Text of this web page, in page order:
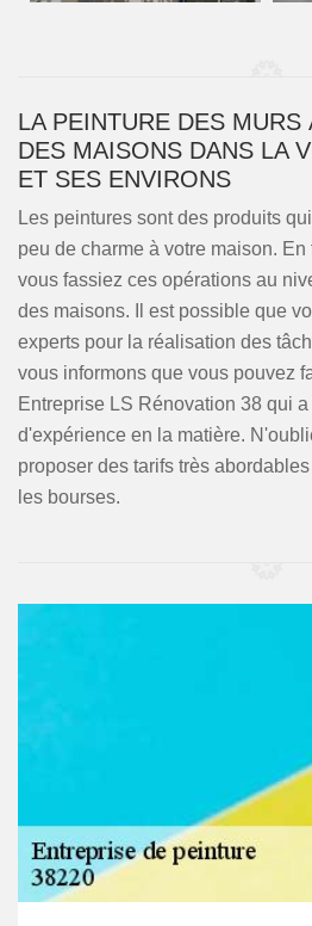
LA PEINTURE DES MURS
DES MAISONS DANS LA
ET SES ENVIRONS
Les peintures sont des produits
peu de charme à votre maison.
vous fassiez ces opérations au
des maisons. Il est possible que
experts pour la réalisation des
vous informons que vous pouvez
Entreprise LS Rénovation 38 qui
d'expérience en la matière.
proposer des tarifs très
les bourses.